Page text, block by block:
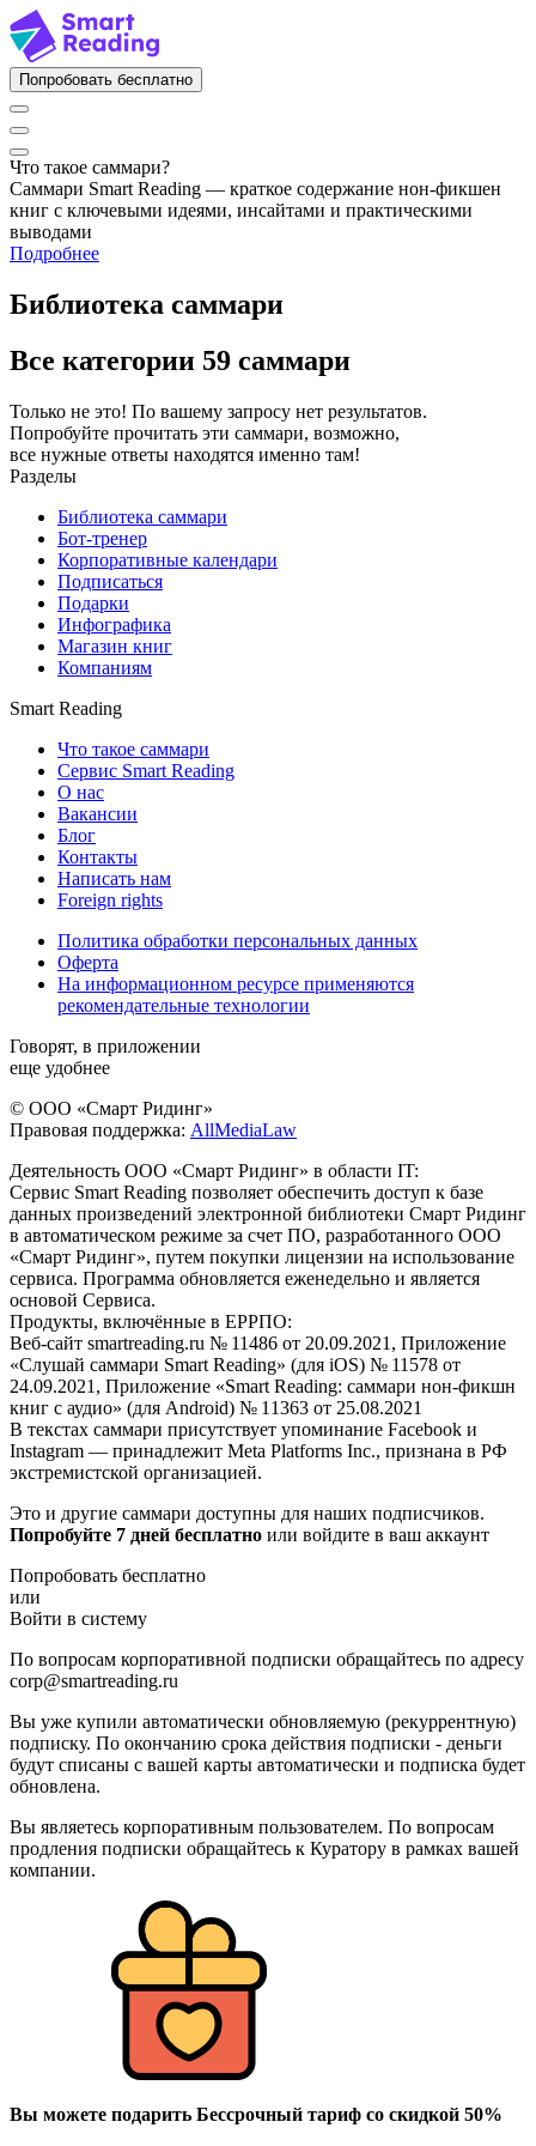
Попробовать бесплатно
Что такое саммари?
Саммари Smart Reading — краткое содержание нон-фикшен
книг с ключевыми идеями, инсайтами и практическими
выводами
Подробнее
Библиотека саммари
Все категории 59 саммари
Только не это! По вашему запросу нет результатов.
Попробуйте прочитать эти саммари, возможно,
все нужные ответы находятся именно там!
Разделы
Библиотека саммари
Бот-тренер
Корпоративные календари
Подписаться
Подарки
Инфографика
Магазин книг
Компаниям
Smart Reading
Что такое саммари
Сервис Smart Reading
О нас
Вакансии
Блог
Контакты
Написать нам
Foreign rights
Политика обработки персональных данных
Оферта
На информационном ресурсе применяются
рекомендательные технологии
Говорят, в приложении
еще удобнее
© ООО «Смарт Ридинг»
Правовая поддержка: AllMediaLaw
Деятельность ООО «Смарт Ридинг» в области IT:
Сервис Smart Reading позволяет обеспечить доступ к базе
данных произведений электронной библиотеки Смарт Ридинг
в автоматическом режиме за счет ПО, разработанного ООО
«Смарт Ридинг», путем покупки лицензии на использование
сервиса. Программа обновляется еженедельно и является
основой Сервиса.
Продукты, включённые в ЕРРПО:
Веб-сайт smartreading.ru № 11486 от 20.09.2021, Приложение
«Слушай саммари Smart Reading» (для iOS) № 11578 от
24.09.2021, Приложение «Smart Reading: саммари нон-фикшн
книг с аудио» (для Android) № 11363 от 25.08.2021
В текстах саммари присутствует упоминание Facebook и
Instagram — принадлежит Meta Platforms Inc., признана в РФ
экстремистской организацией.
Это и другие саммари доступны для наших подписчиков.
Попробуйте 7 дней бесплатно или войдите в ваш аккаунт
Попробовать бесплатно
или
Войти в систему
По вопросам корпоративной подписки обращайтесь по адресу
corp@smartreading.ru
Вы уже купили автоматически обновляемую (рекуррентную)
подписку. По окончанию срока действия подписки - деньги
будут списаны с вашей карты автоматически и подписка будет
обновлена.
Вы являетесь корпоративным пользователем. По вопросам
продления подписки обращайтесь к Куратору в рамках вашей
компании.
Вы можете подарить Бессрочный тариф со скидкой 50%